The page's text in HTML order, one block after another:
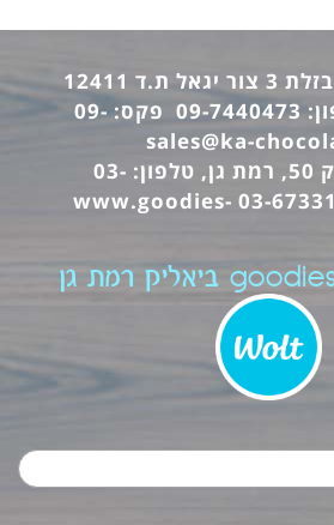
ק.א שוקולד בע"מ, בזלת 3 צור יגאל ת.ד 12411
מיקוד: 44862, טלפון: 09-7440473 פקס: 09-
sales@ka-
חנות היבואן: ביאליק 50, רמת גן, טלפון: 03-
www.goodies-